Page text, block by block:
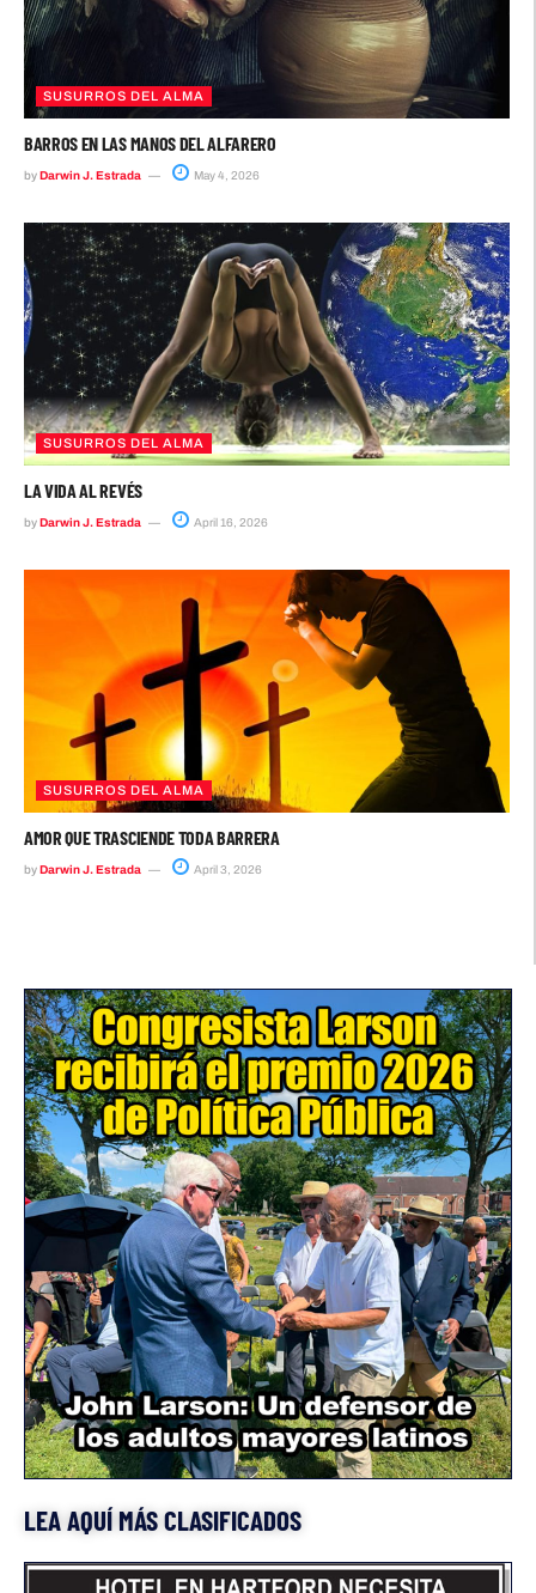
SUSURROS DEL ALMA
BARROS EN LAS MANOS DEL ALFARERO
byDarwin J. Estrada May 4, 2026
SUSURROS DEL ALMA
LA VIDA AL REVÉS
byDarwin J. Estrada April 16, 2026
SUSURROS DEL ALMA
AMOR QUE TRASCIENDE TODA BARRERA
byDarwin J. Estrada April 3, 2026
LEA AQUÍ MÁS CLASIFICADOS